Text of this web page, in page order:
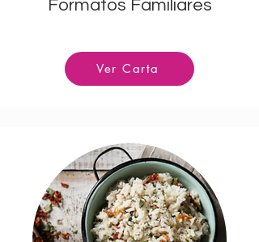
Formatos Familiares
Ver Carta